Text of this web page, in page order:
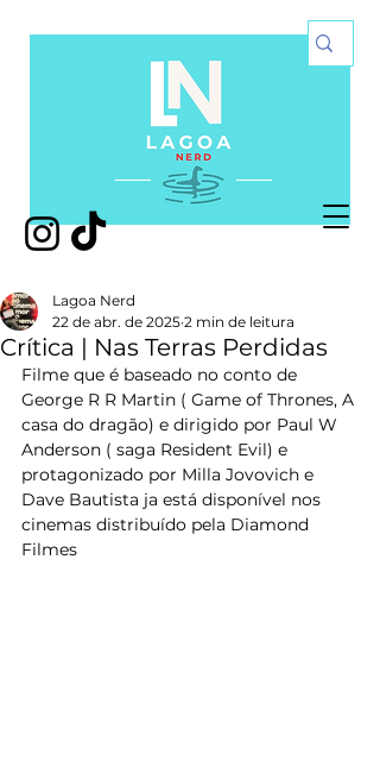
Crítica | Nas Terras Perdidas
Lagoa Nerd
22 de abr. de 2025 2 min de leitura
Filme que é baseado no conto de
George R R Martin ( Game of Thrones, A
casa do dragão) e dirigido por Paul W
Anderson ( saga Resident Evil) e
protagonizado por Milla Jovovich e
Dave Bautista ja está disponível nos
cinemas distribuído pela Diamond
Filmes